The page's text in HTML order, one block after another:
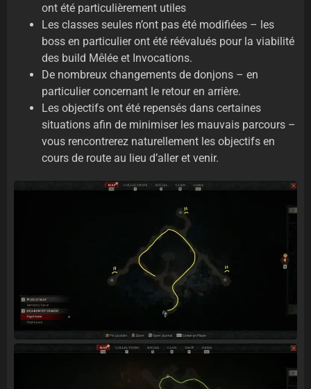
ont été particulièrement utiles
Les classes seules n’ont pas été modifiées – les
boss en particulier ont été réévalués pour la viabilité
des build Mêlée et Invocations.
De nombreux changements de donjons – en
particulier concernant le retour en arrière.
Les objectifs ont été repensés dans certaines
situations afin de minimiser les mauvais parcours –
vous rencontrerez naturellement les objectifs en
cours de route au lieu d’aller et venir.